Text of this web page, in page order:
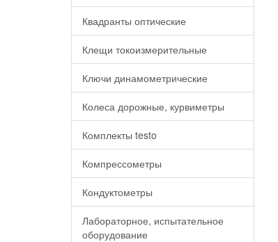
Квадранты оптические
Клещи токоизмерительные
Ключи динамометрические
Колеса дорожные, курвиметры
Комплекты testo
Компрессометры
Кондуктометры
Лабораторное, испытательное
оборудование